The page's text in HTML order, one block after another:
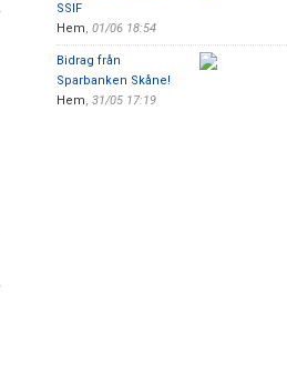
SSIF
Hem, 01/06 18:54
Bidrag från
Sparbanken Skåne!
Hem, 31/05 17:19